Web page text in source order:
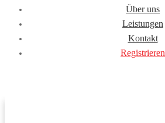
Über uns
Leistungen
Kontakt
Registrieren